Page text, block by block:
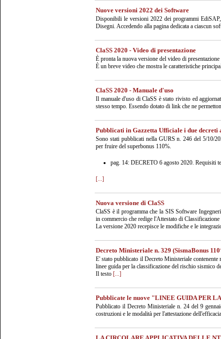
Nuove versioni 2022 dei Software
Disponibili le versioni 2022 dei programmi
Disegni. Accedendo alla pagina dedicata a ciascun
ClaSS 2020 - Video di presentazione
È pronta la nuova versione del video di
È un breve video che mostra le caratteristiche
ClaSS 2020 - Manuale d'uso
Il manuale d'uso di ClaSS è stato rivisto ed
stesso tempo. Essendo dotato di link che ne
Pubblicati in Gazzetta Ufficiale i due
Sono stati pubblicati nella GURS n. 246 del 5/10/
per fruire del superbonus 110%.
pag. 14: DECRETO 6 agosto 2020. Requisiti
[...]
Nuova versione di ClaSS
ClaSS è il programma che la SIS Software
in commercio che redige l'Attestato di Classificazione
La versione 2020 recepisce le modifiche e le
Decreto Ministeriale n. 329 (SismaBonus
E' stato pubblicato il Decreto Ministeriale
linee guida per la classificazione del rischio sismico
Il testo [...]
Pubblicate le nuove "LINEE GUIDA PER
Pubblicato il Decreto Ministeriale n. 24 del 9
costruzioni e le modalità per l'attestazione